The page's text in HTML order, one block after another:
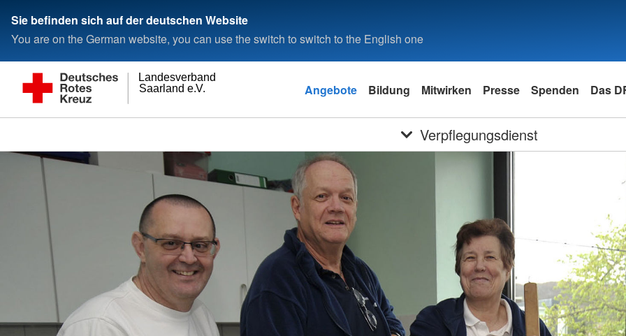
Sie befinden sich auf der deutschen Website
You are on the German website, you can use the switch to switch to the English one
Saarland e.V.
Landesverband
Angebote Bildung Mitwirken Presse Spenden Das
Verpflegungsdienst